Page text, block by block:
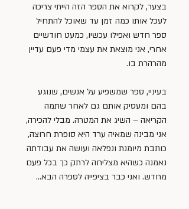
בצער, לקרוא את הספר הזה הייתי צריכה
לעכל אותו כמה זמן עד שאוכל להתחיל
ספר חדש ואפילו עכשיו, כמעט חודשיים
אחרי, אני מוצאת את עצמי מדי פעם עדיין
מהרהרת בו.
בעיניי, ספר שמשפיע על אנשים, שנוגע
בהם ומעסיק אותם גם לאחר שתמה
הקריאה – השיג את המטרה. מבלי להכירה,
אני מבינה שמאיה ערד היא סופרת חרוצה,
כותבת מיומנת ונפלאה ועושה את עבודתה
נאמנה כשהיא מצליחה לרתק כך בכל פעם
מחדש. ואני כבר בציפייה לספרה הבא…